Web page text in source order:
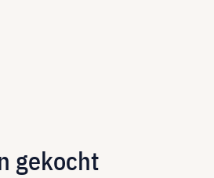
gekocht